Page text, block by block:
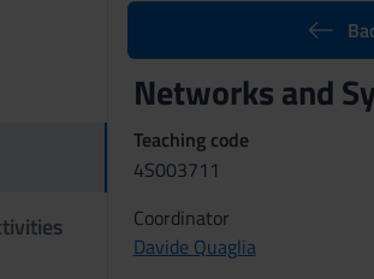
Networks and
Teaching code
4S003711
Coordinator
Davide Quaglia